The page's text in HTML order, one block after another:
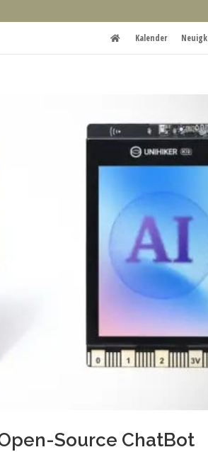
Kalender
Source ChatBot